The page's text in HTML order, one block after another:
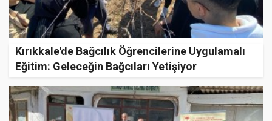
Kırıkkale'de Bağcılık Öğrencilerine Uygulamalı
Eğitim: Geleceğin Bağcıları Yetişiyor